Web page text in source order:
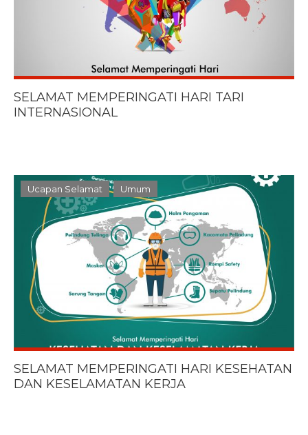
SELAMAT MEMPERINGATI HARI TARI
INTERNASIONAL
Ucapan Selamat Umum
SELAMAT MEMPERINGATI HARI KESEHATAN
DAN KESELAMATAN KERJA